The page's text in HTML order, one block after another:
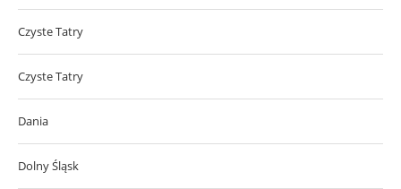
Czyste Tatry
Czyste Tatry
Dania
Dolny Śląsk